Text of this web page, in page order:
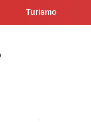
Turismo